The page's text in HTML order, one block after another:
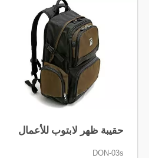
حقيبة ظهر لابتوب للأعمال
DON-03s